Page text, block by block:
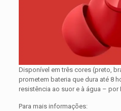
Disponível em três cores (preto,
prometem bateria que dura até 8
resistência ao suor e à água – por
Para mais informações: